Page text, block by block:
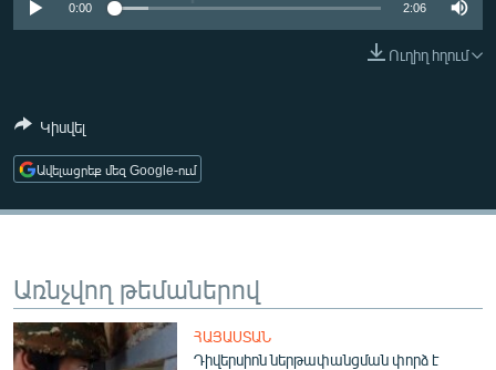
ՏԱՐԱԾԱՇՐՋԱՆ
ՄԵԿՆԱԲԱՆՈՒԹՅՈՒՆ
ԱՐԽԻՎ
ՏԵՍԱՆՅՈՒԹԵՐ
0:00 2:06
Ուղիղ հղում
Կիսվել
Ավելացրեք մեզ Google-ում
Առնչվող թեմաներով
ՀԱՅԱՍՏԱՆ
Դիվերսիոն ներթափանցման փորձ է